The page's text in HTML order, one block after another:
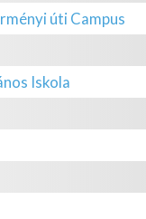
úti Campus
Iskola